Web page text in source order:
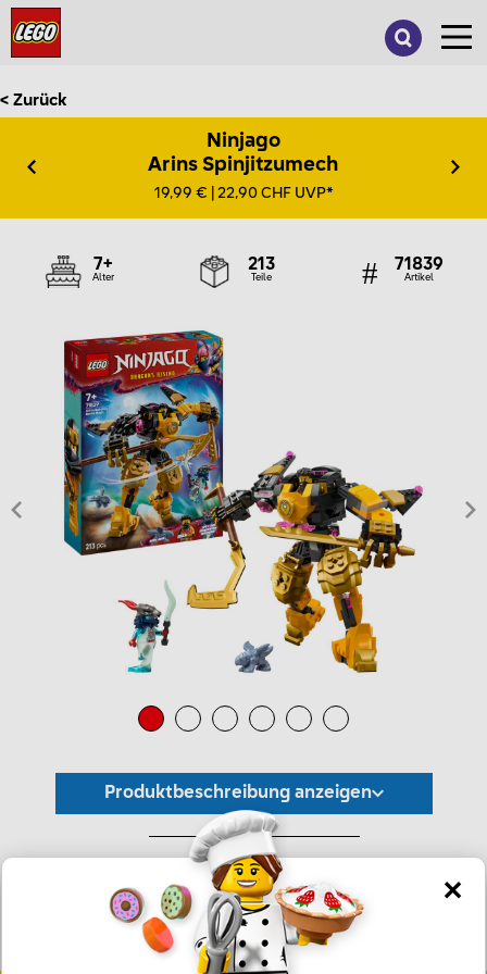
< Zurück
Ninjago
Arins Spinjitzumech
19,99 € | 22,90 CHF UVP*
7+
Alter
213
Teile
71839
Artikel
Produktbeschreibung anzeigen
*Unverbindliche Preisempfehlung -
Die Preisgestaltung liegt im alleinigen Ermessen des Händlers